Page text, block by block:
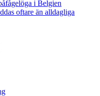
i Belgien
oftare än alldagliga